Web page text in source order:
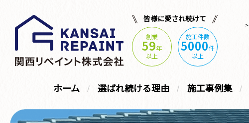
皆様に愛され続けて
創業
59年
以上
施工件数
5000件
以上
ホーム 選ばれ続ける理由 施工事例集